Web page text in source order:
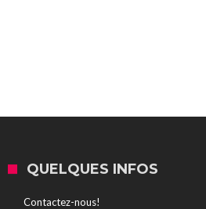
QUELQUES INFOS
Contactez-nous!